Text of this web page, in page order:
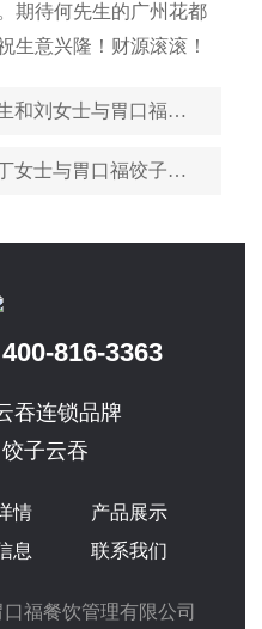
期待何先生的广州花都
生意兴隆！财源滚滚！
胃口福饺子云吞达成合作协议！
口福饺子云吞达成合作协议！
400-816-3363
吞连锁品牌
子云吞
情
产品展示
息 联系我们
福餐饮管理有限公司